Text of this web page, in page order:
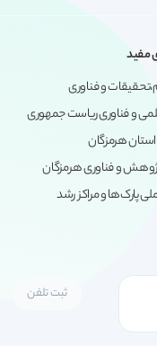
مفید
و فناوری
و فناوری ریاست جمهوری
استان هرمزگان
و فناوری هرمزگان
پارک‌ها و مراکز رشد